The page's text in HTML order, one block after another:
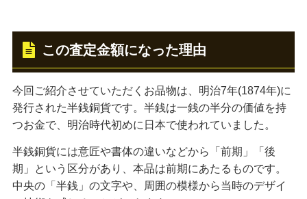
この査定金額になった理由
今回ご紹介させていただくお品物は、明治7年(1874年)に
発行された半銭銅貨です。半銭は一銭の半分の価値を持
つお金で、明治時代初めに日本で使われていました。
半銭銅貨には意匠や書体の違いなどから「前期」「後
期」という区分があり、本品は前期にあたるものです。
中央の「半銭」の文字や、周囲の模様から当時のデザイ